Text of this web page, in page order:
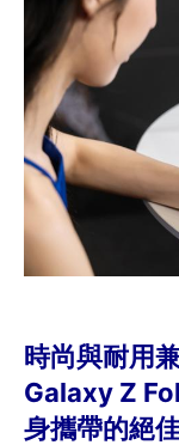
時尚與耐用
Galaxy Z
身攜帶的絕